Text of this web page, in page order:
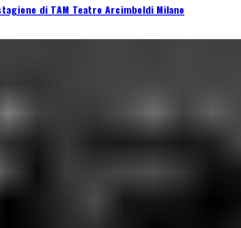
di TAM Teatro Arcimboldi Milano